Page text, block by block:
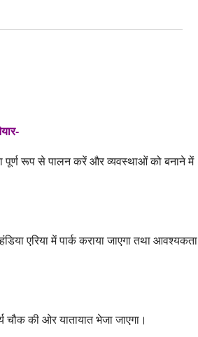
पूर्ण रूप से पालन करें और व्यवस्थाओं को बनाने में
एरिया में पार्क कराया जाएगा तथा आवश्यकता
चौक की ओर यातायात भेजा जाएगा।